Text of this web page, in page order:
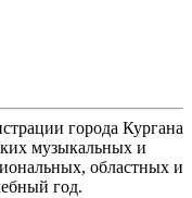
города Кургана
музыкальных и
областных и
год.